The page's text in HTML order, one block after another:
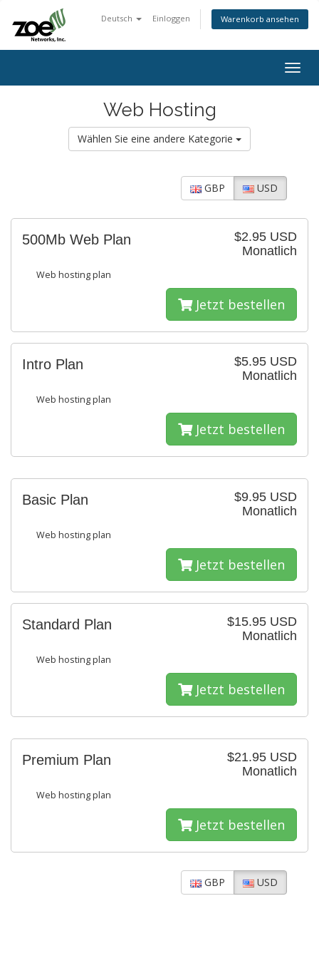
Deutsch Einloggen Warenkorb ansehen
Web Hosting
Wählen Sie eine andere Kategorie
GBP USD
$2.95 USD
Monatlich
500Mb Web Plan
Web hosting plan
Jetzt bestellen
$5.95 USD
Monatlich
Intro Plan
Web hosting plan
Jetzt bestellen
$9.95 USD
Monatlich
Basic Plan
Web hosting plan
Jetzt bestellen
$15.95 USD
Monatlich
Standard Plan
Web hosting plan
Jetzt bestellen
$21.95 USD
Monatlich
Premium Plan
Web hosting plan
Jetzt bestellen
GBP USD